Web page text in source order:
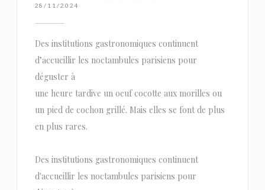
28/11/2024
Des institutions gastronomiques continuent
d’accueillir les noctambules parisiens pour
déguster à
une heure tardive un oeuf cocotte aux morilles ou
un pied de cochon grillé. Mais elles se font de plus
en plus rares.
Des institutions gastronomiques continuent
d'accueillir les noctambules parisiens pour